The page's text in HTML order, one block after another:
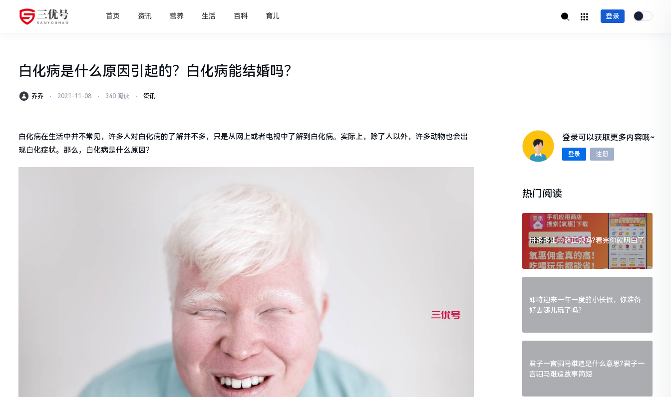
首页 资讯 营养 生活 百科 育儿 登录
白化病是什么原因引起的？白化病能结婚吗？
乔乔 ⋅ 2021-11-08 ⋅ 340 阅读 ⋅ 资讯
白化病在生活中并不常见，许多人对白化病的了解并不多，只是从网上或者电视中了解到白化病。实际上，除了人以外，许多动物也会出
现白化症状。那么，白化病是什么原因？
登录可以获取更多内容哦~
登录 注册
热门阅读
拼多多上的药正规吗?看完你就明白了
即将迎来一年一度的小长假，你准备
好去哪儿玩了吗？
君子一言驷马难追是什么意思?君子一
言驷马难追故事简短